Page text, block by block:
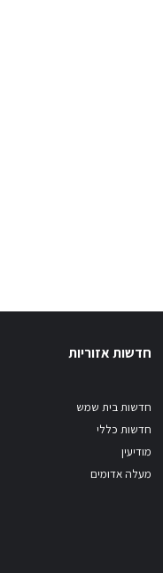
חדשות אזוריות
חדשות בית שמש
חדשות כללי
מודיעין
מעלה אדומים